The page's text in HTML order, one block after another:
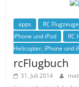
apps RC Flugzeuge
iPhone und iPod
RC
Helicopter, iPhone und
rcFlugbuch
31. Juli 2014